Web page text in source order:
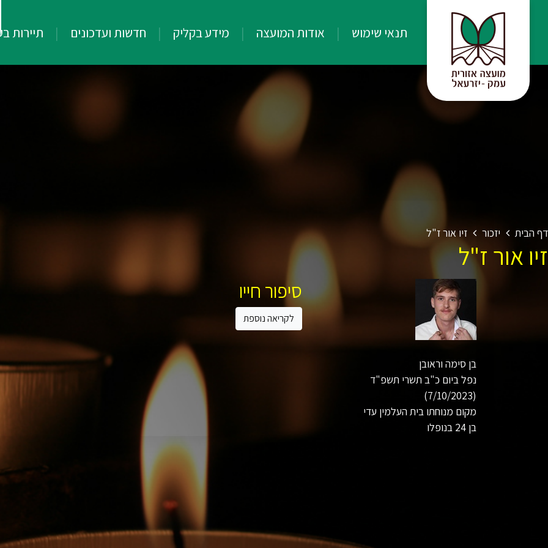
תנאי שימוש אודות המועצה מידע בקליק חדשות ועדכונים תיירות
דף הבית יזכור זיו אור ז"ל
זיו אור ז"ל
בן סימה וראובן
נפל ביום כ"ב תשרי תשפ"ד
(7/10/2023)
מקום מנוחתו בית העלמין עדי
בן 24 בנופלו
סיפור חייו
לקריאה נוספת